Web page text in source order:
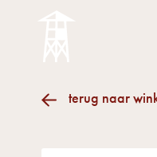
terug naar